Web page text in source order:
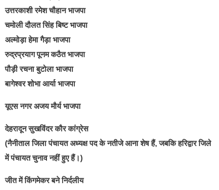
उत्तरकाशी रमेश चौहान भाजपा
चमोली दौलत सिंह बिष्ट भाजपा
अल्मोड़ा हेमा गैड़ा भाजपा
रुद्रप्रयाग पूनम कठैत भाजपा
पौड़ी रचना बुटोला भाजपा
बागेश्वर शोभा आर्या भाजपा
यूएस नगर अजय मौर्य भाजपा
देहरादून सुखविंदर कौर कांग्रेस
(नैनीताल जिला पंचायत अध्यक्ष पद के नतीजे आना शेष हैं, जबकि हरिद्वार जिले
में पंचायत चुनाव नहीं हुए हैं।)
जीत में किंगमेकर बने निर्दलीय